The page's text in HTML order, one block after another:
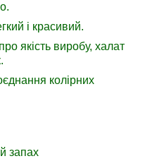
і красивий.
якість виробу, халат
колірних
запах